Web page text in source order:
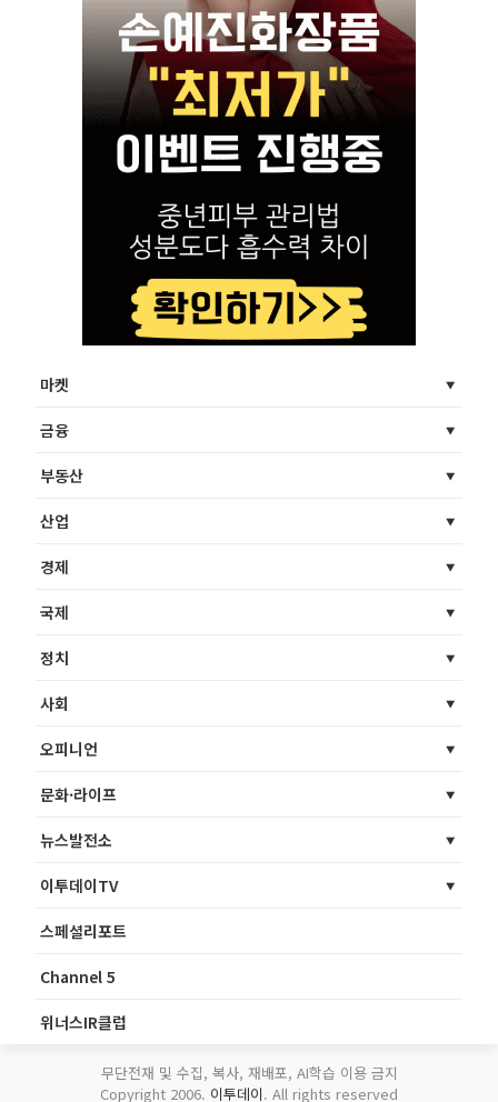
마켓
금융
부동산
산업
경제
국제
정치
사회
오피니언
문화·라이프
뉴스발전소
이투데이TV
스페셜리포트
Channel 5
위너스IR클럽
무단전재 및 수집, 복사, 재배포, AI학습 이용 금지
Copyright 2006. 이투데이. All rights reserved